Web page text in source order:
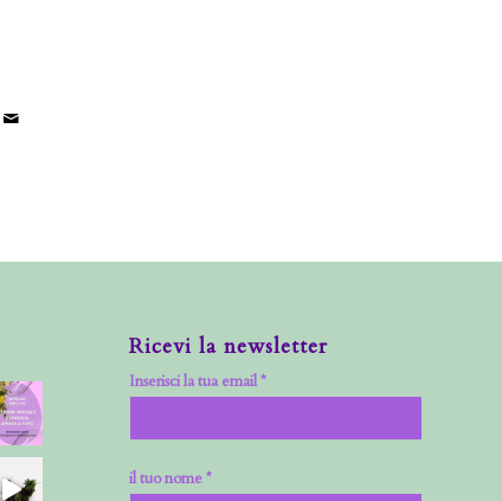
Ricevi la newsletter
Inserisci la tua email *
il tuo nome *